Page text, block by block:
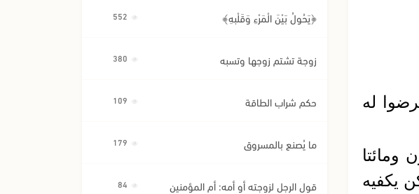
له
يكفيه
﴿يَحُولُ بَيْنَ الْمَرْءِ وَقَلْبِهِ﴾
زوجة تشتم زوجها وتسبه
حكم شراب الطاقة
ما يُصنع بالمسروق
قول الرجل لزوجته أو أمه: أم المؤمنين